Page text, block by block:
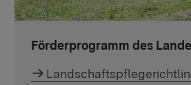
Förderprogramm des